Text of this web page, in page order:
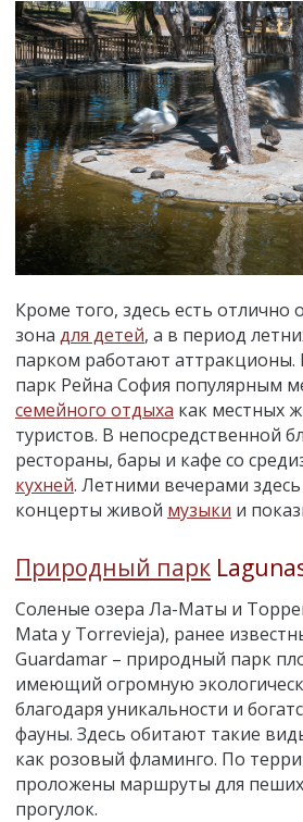
Кроме того, здесь есть отлично
зона для детей, а в период
парком работают аттракционы.
парк Рейна София популярным
семейного отдыха как местных
туристов. В непосредственной
рестораны, бары и кафе со
кухней. Летними вечерами
концерты живой музыки и
Природный парк
Соленые озера Ла-Маты и
Mata y Torrevieja), ранее
Guardamar – природный парк
имеющий огромную
благодаря уникальности и
фауны. Здесь обитают такие
как розовый фламинго. По
проложены маршруты для
прогулок.